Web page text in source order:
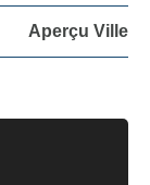
Aperçu Ville